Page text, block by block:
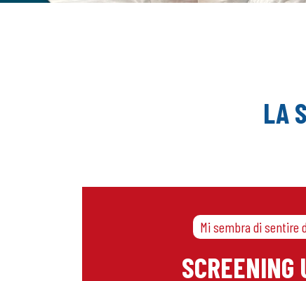
LA
Mi sembra di sentire
SCREENING